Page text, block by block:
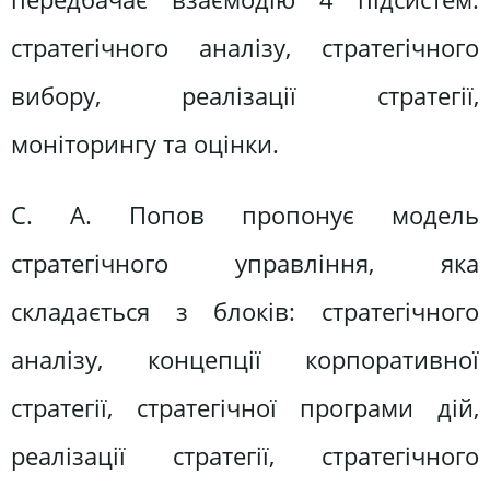
стратегічного аналізу, стратегічного
вибору, реалізації стратегії,
моніторингу та оцінки.
С. А. Попов пропонує модель
стратегічного управління, яка
складається з блоків: стратегічного
аналізу, концепції корпоративної
стратегії, стратегічної програми дій,
реалізації стратегії, стратегічного